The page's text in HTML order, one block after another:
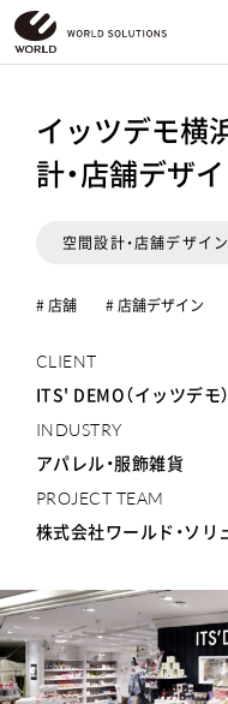
イッツデモ横
計・店舗デザ
空間設計・店舗デザイン
# 店舗 # 店舗デザイン
CLIENT
ITS' DEMO（イッツデモ）
INDUSTRY
アパレル・服飾雑貨
PROJECT TEAM
株式会社ワールド・ソリ